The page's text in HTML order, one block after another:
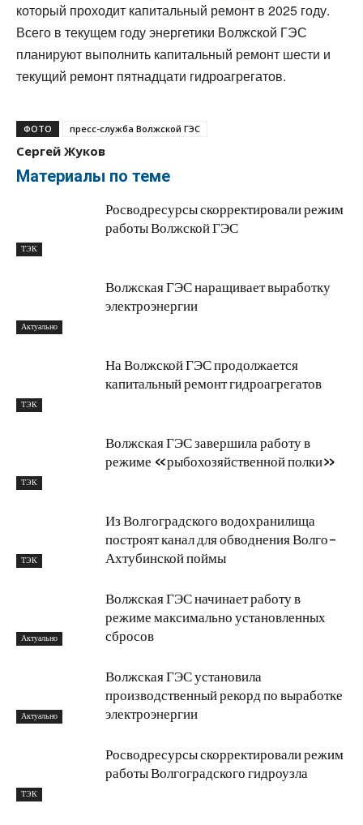
который проходит капитальный ремонт в 2025 году.
Всего в текущем году энергетики Волжской ГЭС
планируют выполнить капитальный ремонт шести и
текущий ремонт пятнадцати гидроагрегатов.
ФОТО пресс-служба Волжской ГЭС
Сергей Жуков
Материалы по теме
ТЭК
Росводресурсы скорректировали режим
работы Волжской ГЭС
Актуально
Волжская ГЭС наращивает выработку
электроэнергии
ТЭК
На Волжской ГЭС продолжается
капитальный ремонт гидроагрегатов
ТЭК
Волжская ГЭС завершила работу в
режиме «рыбохозяйственной полки»
ТЭК
Из Волгоградского водохранилища
построят канал для обводнения Волго-
Ахтубинской поймы
Актуально
Волжская ГЭС начинает работу в
режиме максимально установленных
сбросов
Актуально
Волжская ГЭС установила
производственный рекорд по выработке
электроэнергии
ТЭК
Росводресурсы скорректировали режим
работы Волгоградского гидроузла